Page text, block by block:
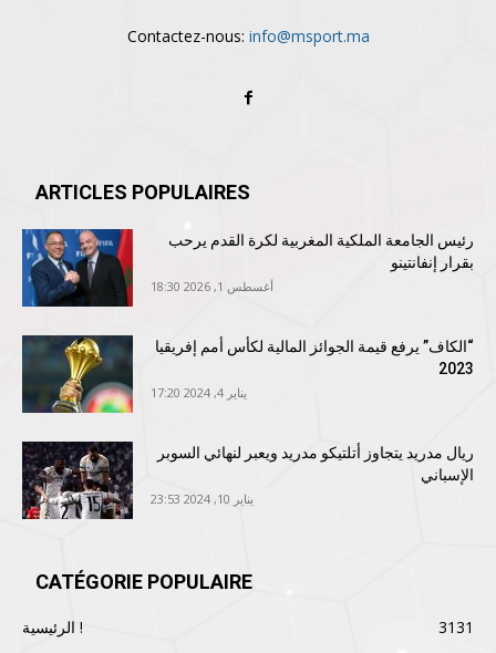
Contactez-nous: info@msport.ma
ARTICLES POPULAIRES
رئيس الجامعة الملكية المغربية لكرة القدم يرحب
بقرار إنفانتينو
أغسطس 1, 2026 18:30
“الكاف” يرفع قيمة الجوائز المالية لكأس أمم إفريقيا
2023
يناير 4, 2024 17:20
ريال مدريد يتجاوز أتلتيكو مدريد ويعبر لنهائي السوبر
الإسباني
يناير 10, 2024 23:53
CATÉGORIE POPULAIRE
الرئيسية !
3131